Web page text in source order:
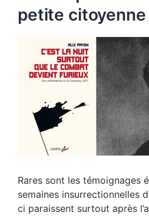
petite citoyenne
Rares sont les témoignages
semaines insurrectionnelles
ci paraissent surtout après